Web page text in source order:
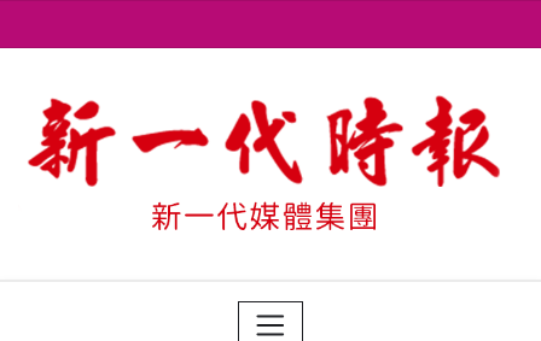
to